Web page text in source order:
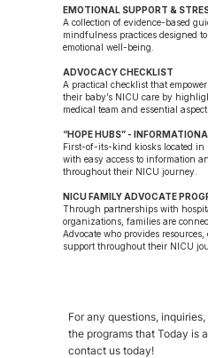
For any questions,
the programs that Today is
contact us today!
EMOTIONAL SUPPORT &
A collection of evidence-based
mindfulness practices designed
emotional well-being.
ADVOCACY CHECKLIST
A practical checklist that
their baby’s NICU care by
medical team and essential
“HOPE HUBS” -
First-of-its-kind kiosks located in
with easy access to information
throughout their NICU journey.
NICU FAMILY ADVOCATE
Through partnerships with
organizations, families are
Advocate who provides
support throughout their NICU